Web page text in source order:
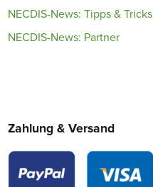
NECDIS-News: Tipps & Tricks
NECDIS-News: Partner
Zahlung & Versand